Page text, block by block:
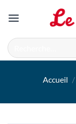
Recherche
pour :
Accueil /